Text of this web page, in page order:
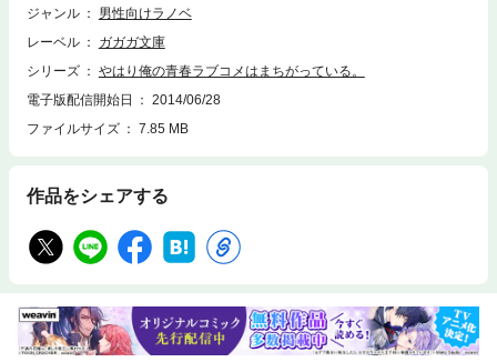
続ける青春模様、第5弾！※この作品は底本と同じクオリティのカラーイラ
ジャンル
男性向けラノベ
レーベル
ガガガ文庫
シリーズ
やはり俺の青春ラブコメはまちがっている。
電子版配信開始日
2014/06/28
ファイルサイズ
7.85 MB
作品をシェアする